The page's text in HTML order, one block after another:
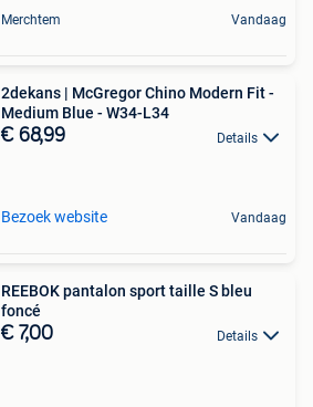
Merchtem Vandaag
2dekans | McGregor Chino Modern Fit -
Medium Blue - W34-L34
€ 68,99 Details
Bezoek website Vandaag
REEBOK pantalon sport taille S bleu
foncé
€ 7,00 Details